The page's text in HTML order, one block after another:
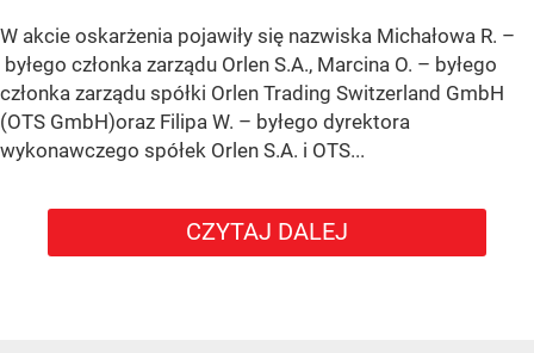
W akcie oskarżenia pojawiły się nazwiska Michałowa R. –
byłego członka zarządu Orlen S.A., Marcina O. – byłego
członka zarządu spółki Orlen Trading Switzerland GmbH
(OTS GmbH)oraz Filipa W. – byłego dyrektora
wykonawczego spółek Orlen S.A. i OTS...
CZYTAJ DALEJ